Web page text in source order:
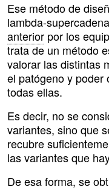
Ese método de
lambda-
anterior por los
trata de un método
valorar las distintas
el patógeno y poder
todas ellas.
Es decir, no se
variantes, sino que
recubre
las variantes que
De esa forma, se